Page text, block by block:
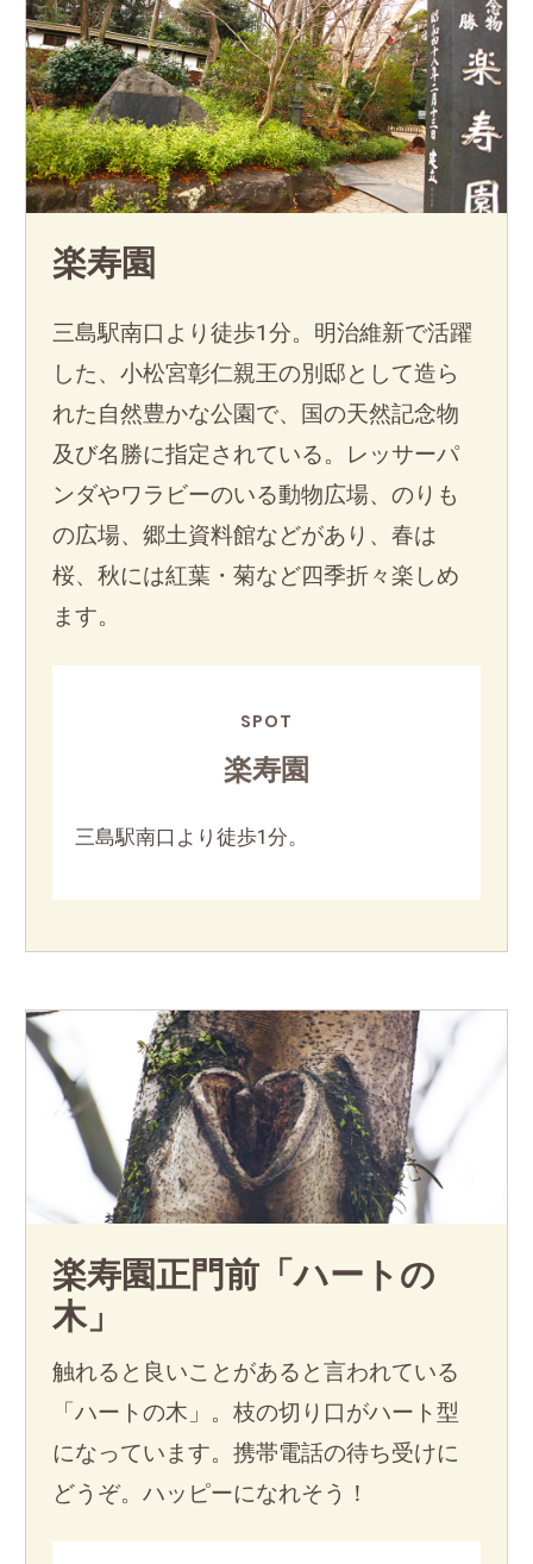
楽寿園
三島駅南口より徒歩1分。明治維新で活躍
した、小松宮彰仁親王の別邸として造ら
れた自然豊かな公園で、国の天然記念物
及び名勝に指定されている。レッサーパ
ンダやワラビーのいる動物広場、のりも
の広場、郷土資料館などがあり、春は
桜、秋には紅葉・菊など四季折々楽しめ
ます。
SPOT
楽寿園
三島駅南口より徒歩1分。
楽寿園正門前「ハートの
木」
触れると良いことがあると言われている
「ハートの木」。枝の切り口がハート型
になっています。携帯電話の待ち受けに
どうぞ。ハッピーになれそう！